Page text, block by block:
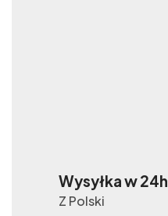
Wysyłka w 24h
Z Polski